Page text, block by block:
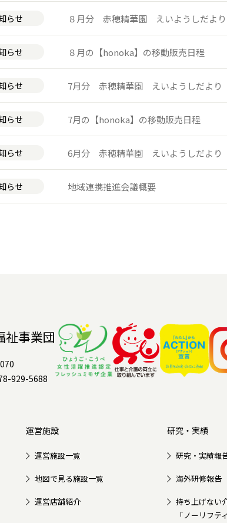
らせ ８月分 赤穂精華園 えいようしだより
らせ ８月の【honoka】の移動販売日程
らせ 7月分 赤穂精華園 えいようしだより
らせ 7月の【honoka】の移動販売日程
らせ 6月分 赤穂精華園 えいようしだより
らせ 地域連携推進会議概要
祉事業団
929-5688
運営施設
運営施設一覧
地図で見る施設一覧
運営店舗紹介
研究・実績
研究・実績報
海外研修報告
持ち上げない
「ノーリフテ